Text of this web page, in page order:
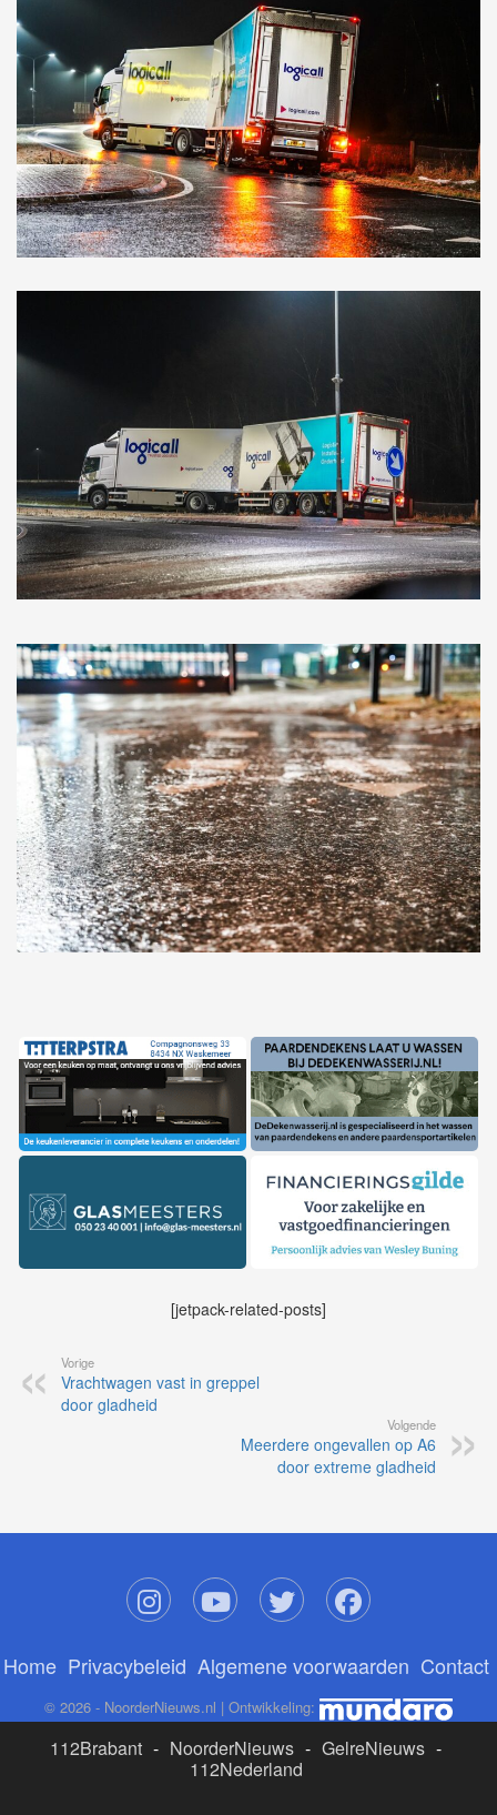
[jetpack-related-posts]
Vorige
Vrachtwagen vast in greppel
door gladheid
Volgende
Meerdere ongevallen op A6
door extreme gladheid
Home Privacybeleid Algemene voorwaarden Contact
© 2026 - NoorderNieuws.nl | Ontwikkeling:
112Brabant - NoorderNieuws - GelreNieuws -
112Nederland